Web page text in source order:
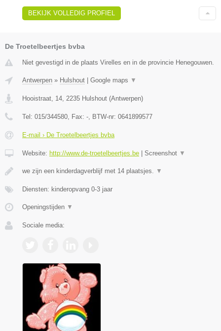
BEKIJK VOLLEDIG PROFIEL
De Troetelbeertjes bvba
Niet gevestigd in de plaats Virelles en in de provincie Henegouwen.
Antwerpen » Hulshout Google maps ▼
Hooistraat, 14 2235 Hulshout (Antwerpen)
Tel: 015/344580 , Fax: - , BTW-nr: 0641899577
E-mail › De Troetelbeertjes bvba
Website: http://www.de-troetelbeertjes.be Screenshot ▼
we zijn een kinderdagverblijf met 14 plaatsjes. ▼
Diensten: kinderopvang 0-3 jaar
Openingstijden ▼
Sociale media: